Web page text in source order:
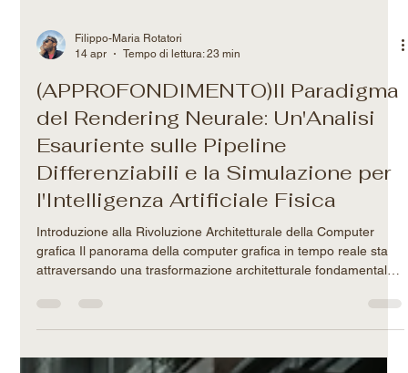
Filippo-Maria Rotatori
14 apr
Tempo di lettura: 23 min
(APPROFONDIMENTO)Il Paradigma
del Rendering Neurale: Un'Analisi
Esauriente sulle Pipeline
Differenziabili e la Simulazione per
l'Intelligenza Artificiale Fisica
segnando un allontanamento sistemico dalle approssimazioni